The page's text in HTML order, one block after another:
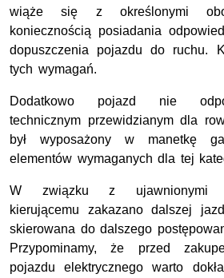
wiąże się z określonymi
koniecznością posiadania
dopuszczenia pojazdu do ruchu.
tych wymagań.
Dodatkowo pojazd nie
technicznym przewidzianym dla
był wyposażony w manetkę
elementów wymaganych dla tej
W związku z ujawnionymi
kierującemu zakazano dalszej
skierowana do dalszego
Przypominamy, że przed
pojazdu elektrycznego warto